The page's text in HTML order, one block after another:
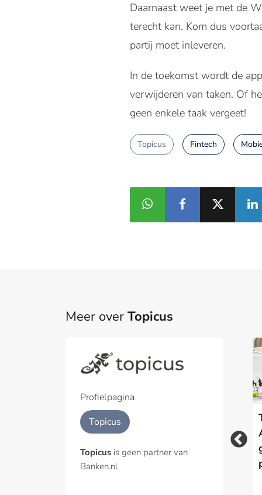
Daarnaast weet je met de
terecht kan. Kom dus
partij moet inleveren.
In de toekomst wordt de
verwijderen van taken. Of
geen enkele taak vergeet!
Topicus Fintech
Meer over Topicus
Profielpagina
Topicus
Topicus is geen partner van
Banken.nl
Een
het
The Lending Bean:
Nieuwe podcast van
innovatie in leningen
Noodfonds Energie